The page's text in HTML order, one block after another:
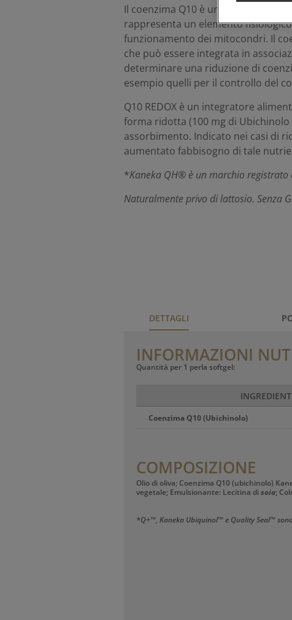
Il coenzima Q10 è una sostanza
rappresenta un elemento
funzionamento dei mitocondri. Il
che può essere integrata in
determinare una riduzione di
esempio quelli per il controllo del
Q10 REDOX è un integratore
forma ridotta (100 mg di Ubichinolo
assorbimento. Indicato nei casi di
aumentato fabbisogno di tale
*Kaneka QH® è un marchio registrato
Naturalmente privo di lattosio. Senza
DETTAGLI
INFORMAZIONI
Quantità per 1 perla softgel:
Coenzima Q10 (Ubichinolo)
COMPOSIZIONE
Olio di oliva; Coenzima Q10 (ubichinolo)
vegetale; Emulsionante: Lecitina disoia;
*Q+™, Kaneka Ubiquinol™ e Quality Seal™